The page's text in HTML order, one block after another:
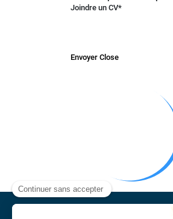
Joindre un CV*
Envoyer Close